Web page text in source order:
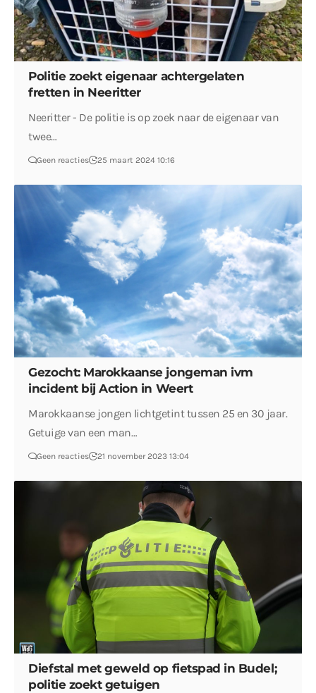
Politie zoekt eigenaar achtergelaten
fretten in Neeritter
Neeritter - De politie is op zoek naar de eigenaar van
twee…
Geen reacties 25 maart 2024 10:16
Gezocht: Marokkaanse jongeman ivm
incident bij Action in Weert
Marokkaanse jongen lichtgetint tussen 25 en 30 jaar.
Getuige van een man…
Geen reacties 21 november 2023 13:04
Diefstal met geweld op fietspad in Budel;
politie zoekt getuigen